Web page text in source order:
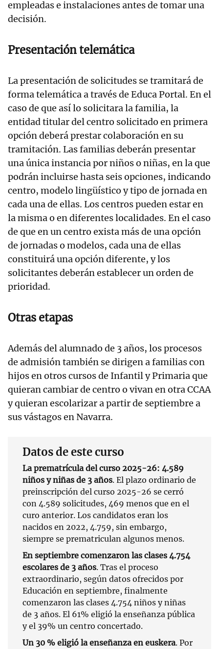
empleadas e instalaciones antes de tomar una
decisión.
Presentación telemática
La presentación de solicitudes se tramitará de
forma telemática a través de Educa Portal. En el
caso de que así lo solicitara la familia, la
entidad titular del centro solicitado en primera
opción deberá prestar colaboración en su
tramitación. Las familias deberán presentar
una única instancia por niños o niñas, en la que
podrán incluirse hasta seis opciones, indicando
centro, modelo lingüístico y tipo de jornada en
cada una de ellas. Los centros pueden estar en
la misma o en diferentes localidades. En el caso
de que en un centro exista más de una opción
de jornadas o modelos, cada una de ellas
constituirá una opción diferente, y los
solicitantes deberán establecer un orden de
prioridad.
Otras etapas
Además del alumnado de 3 años, los procesos
de admisión también se dirigen a familias con
hijos en otros cursos de Infantil y Primaria que
quieran cambiar de centro o vivan en otra CCAA
y quieran escolarizar a partir de septiembre a
sus vástagos en Navarra.
Datos de este curso
La prematrícula del curso 2025-26: 4.589
niños y niñas de 3 años. El plazo ordinario de
preinscripción del curso 2025-26 se cerró
con 4.589 solicitudes, 469 menos que en el
curo anterior. Los candidatos eran los
nacidos en 2022, 4.759, sin embargo,
siempre se prematriculan algunos menos.
En septiembre comenzaron las clases 4.754
escolares de 3 años. Tras el proceso
extraordinario, según datos ofrecidos por
Educación en septiembre, finalmente
comenzaron las clases 4.754 niños y niñas
de 3 años. El 61% eligió la enseñanza pública
y el 39% un centro concertado.
Un 30 % eligió la enseñanza en euskera. Por